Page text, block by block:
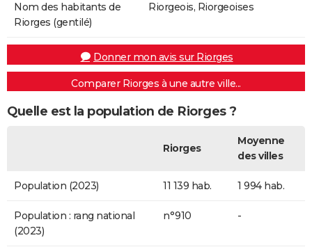
Nom des habitants de
Riorges (gentilé)
Riorgeois, Riorgeoises
Donner mon avis sur Riorges
Comparer Riorges à une autre ville...
Quelle est la population de Riorges ?
Riorges
Moyenne
des villes
Population (2023) 11 139 hab. 1 994 hab.
Population : rang national
(2023)
n°910 -